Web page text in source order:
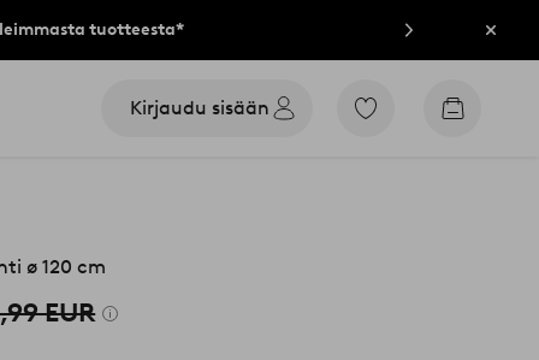
tuotteesta* Sulje
Kirjaudu sisään
Siirry
Siirry
ø 120 cm
EUR